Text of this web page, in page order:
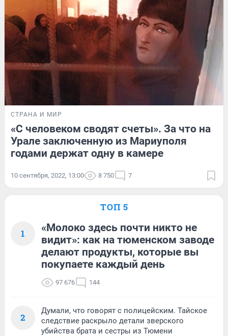
СТРАНА И МИР
«С человеком сводят счеты». За что на
Урале заключенную из Мариуполя
годами держат одну в камере
10 сентября, 2022, 13:00 8 750 7
ТОП 5
1
«Молоко здесь почти никто не
видит»: как на тюменском заводе
делают продукты, которые вы
покупаете каждый день
97 676 144
2
Думали, что говорят с полицейским. Тайское
следствие раскрыло детали зверского
убийства брата и сестры из Тюмени